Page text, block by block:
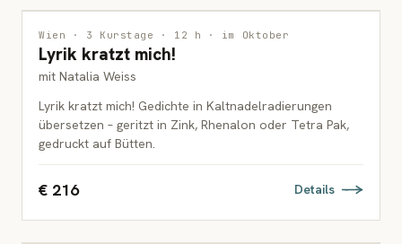
DRUCKGRAFIK
ERWACHSENE
Wien · 3 Kurstage · 12 h · im Oktober
Lyrik kratzt mich!
mit Natalia Weiss
Lyrik kratzt mich! Gedichte in Kaltnadelradierungen
übersetzen – geritzt in Zink, Rhenalon oder Tetra Pak,
gedruckt auf Bütten.
€ 216 Details